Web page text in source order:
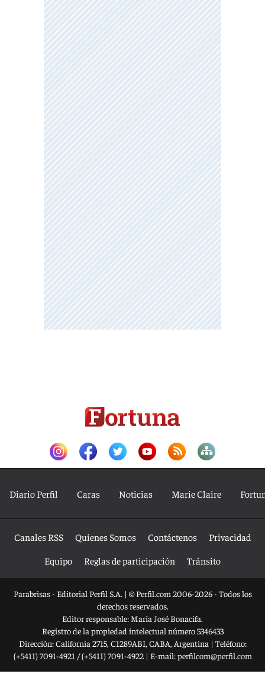
Diario Perfil Caras Noticias Marie Claire
Canales RSS Quienes Somos Contáctenos
Privacidad
Equipo
Reglas de participación Tránsito
Parabrisas - Editorial Perfil S.A. | © Perfil.com 2006-2026 - Todos los
derechos reservados.
Editor responsable: María José Bonacifa.
Registro de la propiedad intelectual número 5346433
Dirección:California 2715, C1289ABI, CABA, Argentina | Teléfono:
(+5411) 7091-4921 /(+5411) 7091-4922| E-mail:perfilcom@perfil.com